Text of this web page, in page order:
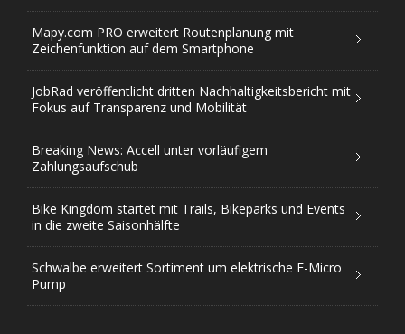
Mapy.com PRO erweitert Routenplanung mit
Zeichenfunktion auf dem Smartphone
JobRad veröffentlicht dritten Nachhaltigkeitsbericht mit
Fokus auf Transparenz und Mobilität
Breaking News: Accell unter vorläufigem
Zahlungsaufschub
Bike Kingdom startet mit Trails, Bikeparks und Events
in die zweite Saisonhälfte
Schwalbe erweitert Sortiment um elektrische E-Micro
Pump